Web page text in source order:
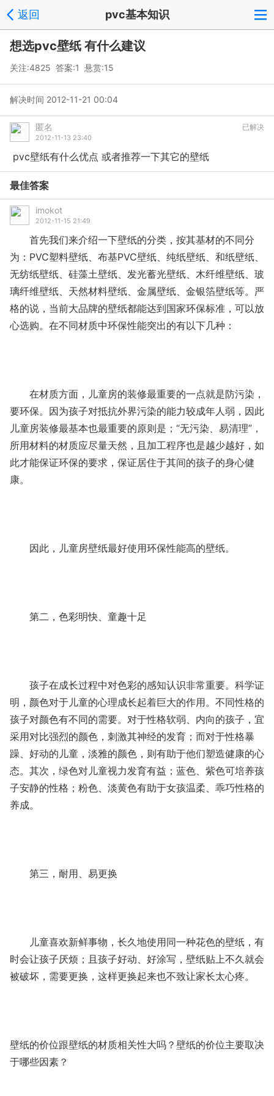
返回 pvc基本知识
想选pvc壁纸 有什么建议
关注:4825 答案:1 悬赏:15
解决时间 2012-11-21 00:04
已解决
匿名
2012-11-13 23:40
pvc壁纸有什么优点 或者推荐一下其它的壁纸
最佳答案
imokot
2012-11-15 21:49
首先我们来介绍一下壁纸的分类，按其基材的不同分
为：PVC塑料壁纸、布基PVC壁纸、纯纸壁纸、和纸壁纸、
无纺纸壁纸、硅藻土壁纸、发光蓄光壁纸、木纤维壁纸、玻
璃纤维壁纸、天然材料壁纸、金属壁纸、金银箔壁纸等。严
格的说，当前大品牌的壁纸都能达到国家环保标准，可以放
心选购。在不同材质中环保性能突出的有以下几种：
在材质方面，儿童房的装修最重要的一点就是防污染，
要环保。因为孩子对抵抗外界污染的能力较成年人弱，因此
儿童房装修最基本也最重要的原则是；“无污染、易清理”，
所用材料的材质应尽量天然，且加工程序也是越少越好，如
此才能保证环保的要求，保证居住于其间的孩子的身心健
康。
因此，儿童房壁纸最好使用环保性能高的壁纸。
第二，色彩明快、童趣十足
孩子在成长过程中对色彩的感知认识非常重要。科学证
明，颜色对于儿童的心理成长起着巨大的作用。不同性格的
孩子对颜色有不同的需要。对于性格软弱、内向的孩子，宜
采用对比强烈的颜色，刺激其神经的发育；而对于性格暴
躁、好动的儿童，淡雅的颜色，则有助于他们塑造健康的心
态。其次，绿色对儿童视力发育有益；蓝色、紫色可培养孩
子安静的性格；粉色、淡黄色有助于女孩温柔、乖巧性格的
养成。
第三，耐用、易更换
儿童喜欢新鲜事物，长久地使用同一种花色的壁纸，有
时会让孩子厌烦；且孩子好动、好涂写，壁纸贴上不久就会
被破坏，需要更换，这样更换起来也不致让家长太心疼。
壁纸的价位跟壁纸的材质相关性大吗？壁纸的价位主要取决
于哪些因素？